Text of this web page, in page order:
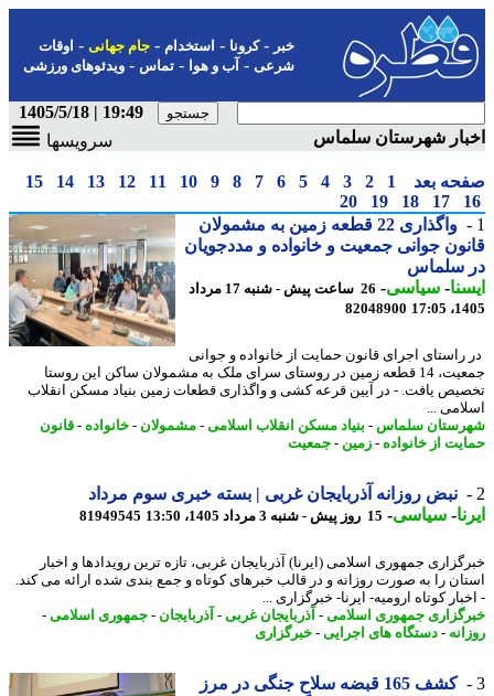
-کرونا-استخدام- جام جهانی-اوقات
شرعی-آب و هوا-تماس-ویدئوهای ورزشی
19:49 | 1405/5/18
شهرستان سلماس
سرویسها
بعد 1
2
3
4
5
6
7
8
9
10
11
12
13
14
15
17
18
19
20
واگذاری 22 قطعه زمین به مشمولان
جوانی جمعیت و خانواده و مددجویان
سلماس
-سیاسی-
26 ساعت پیش - شنبه 17 مرداد
82048900
اجرای قانون حمایت از خانواده و جوانی
جمعیت، 14 قطعه زمین در روستای سرای ملک به مشمولان ساکن این روستا
یافت. - در آیین قرعه کشی و واگذاری قطعات زمین بنیاد مسکن انقلاب
...
سلماس-بنیاد مسکن انقلاب اسلامی-مشمولان-خانواده- قانون
از خانواده- زمین -جمعیت
نبض روزانه آذربایجان غربی | بسته خبری سوم مرداد
-سیاسی-15 روز پیش - شنبه 3 مرداد 1405، 13:50 81949545
جمهوری اسلامی (ایرنا) آذربایجان غربی، تازه ترین رویدادها و اخبار
را به صورت روزانه و در قالب خبرهای کوتاه و جمع بندی شده ارائه می کند.
کوتاه ارومیه- ایرنا- خبرگزاری ...
جمهوری اسلامی-آذربایجان غربی- آذربایجان-جمهوری اسلامی-
- دستگاه های اجرایی- خبرگزاری
کشف 165 قبضه سلاح جنگی در مرز